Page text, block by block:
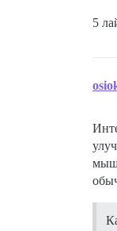
5